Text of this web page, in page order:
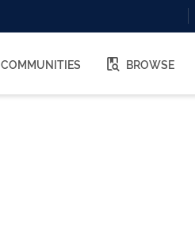
COMMUNITIES BROWSE